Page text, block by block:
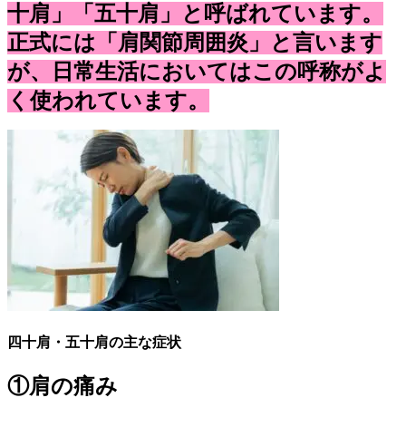
十肩」「五十肩」と呼ばれています。
正式には「肩関節周囲炎」と言います
が、日常生活においてはこの呼称がよ
く使われています。
四十肩・五十肩の主な症状
①肩の痛み